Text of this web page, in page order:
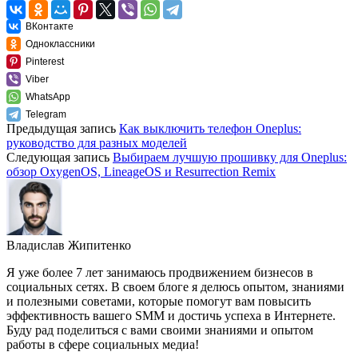
ВКонтакте
Одноклассники
Pinterest
Viber
WhatsApp
Telegram
Предыдущая запись Как выключить телефон Oneplus:
руководство для разных моделей
Следующая запись Выбираем лучшую прошивку для Oneplus:
обзор OxygenOS, LineageOS и Resurrection Remix
Владислав Жипитенко
Я уже более 7 лет занимаюсь продвижением бизнесов в
социальных сетях. В своем блоге я делюсь опытом, знаниями
и полезными советами, которые помогут вам повысить
эффективность вашего SMM и достичь успеха в Интернете.
Буду рад поделиться с вами своими знаниями и опытом
работы в сфере социальных медиа!